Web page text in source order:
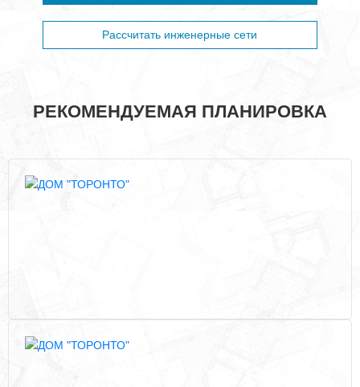
Рассчитать инженерные сети
РЕКОМЕНДУЕМАЯ ПЛАНИРОВКА